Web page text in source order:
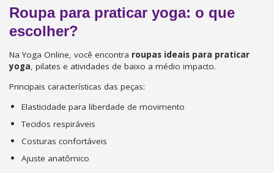
Roupa para praticar yoga: o que
escolher?
Na Yoga Online, você encontra roupas ideais para praticar
yoga, pilates e atividades de baixo a médio impacto.
Principais características das peças:
Elasticidade para liberdade de movimento
Tecidos respiráveis
Costuras confortáveis
Ajuste anatômico